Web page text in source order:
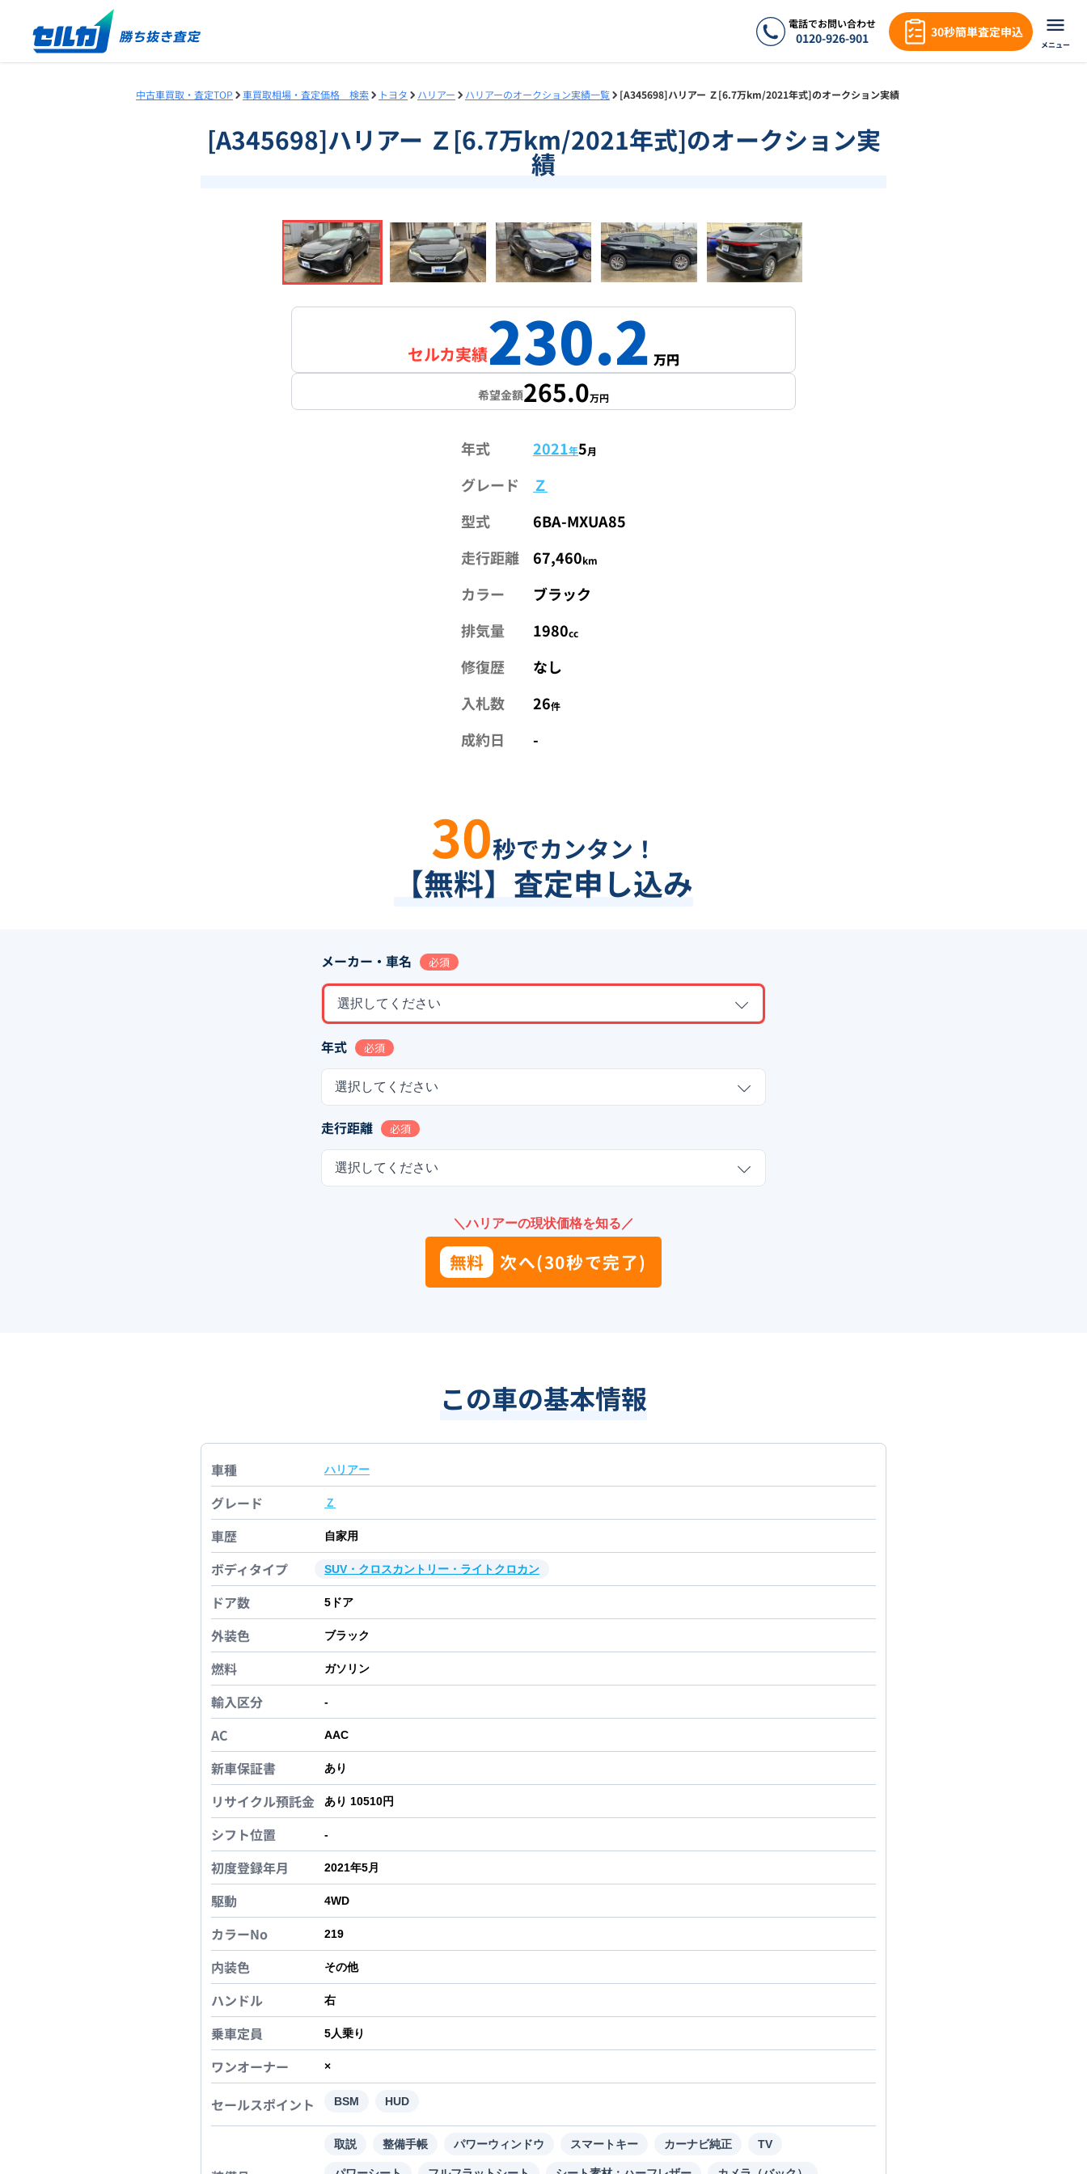
電話でお問い合わせ
0120-926-901 30秒簡単査定申込
メニュー
中古車買取・査定TOP 車買取相場・査定価格 検索 トヨタ ハリアー ハリアーのオークション実績一覧 [A345698]ハリアー Ｚ[6.7万km/2021年式]のオークション実績
[A345698]ハリアー Ｚ[6.7万km/2021年式]のオークション実
績
1/18
セルカ実績230.2 万円
希望金額265.0万円
年式 2021年5月
グレード
Ｚ
型式
6BA-MXUA85
走行距離
67,460km
カラー
ブラック
排気量
1980cc
修復歴
なし
入札数
26件
成約日 -
30秒でカンタン！
【無料】査定申し込み
メーカー・車名 必須
選択してください
年式 必須
選択してください
走行距離 必須
選択してください
＼ハリアーの現状価格を知る／
無料 次へ(30秒で完了)
この車の基本情報
車種 ハリアー
グレード Ｚ
車歴 自家用
ボディタイプ SUV・クロスカントリー・ライトクロカン
ドア数 5 ドア
外装色 ブラック
燃料 ガソリン
輸入区分 -
AC AAC
新車保証書 あり
リサイクル預託金 あり 10510円
シフト位置 -
初度登録年月 2021年5月
駆動 4WD
カラーNo 219
内装色 その他
ハンドル 右
乗車定員 5人乗り
ワンオーナー ×
セールスポイント BSM HUD
取説 整備手帳 パワーウィンドウ スマートキー カーナビ純正 TV